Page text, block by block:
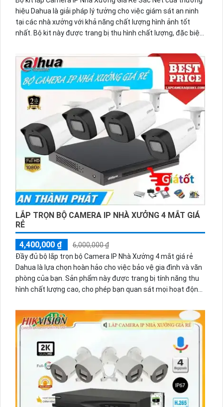
hiệu Dahua là giải pháp lý tưởng cho việc giám sát an ninh
tại các nhà xưởng với khả năng chất lượng hình ảnh tốt
nhất. Bộ kit này được trang bị thu hình chất lượng, đặc biệt
LẮP TRỌN BỘ CAMERA IP NHÀ XƯỞNG 4 MẮT GIÁ
RẺ
4,400,000 ₫
6,000,000 ₫
Đầy đủ bộ lắp trọn bộ Camera IP Nhà Xưởng 4 mắt giá rẻ
Dahua là lựa chọn hoàn hảo cho việc bảo vệ gia đình và văn
phòng của bạn. Sản phẩm này được trang bị tính năng thu
hình chất lượng cao, cho phép bạn quan sát mọi hoạt động
Camera IP này dễ dàng lắp đặt và tích hợp vào hệ thống an
ninh của bạn mà không cần đến sự hỗ trợ chuyên nghiệp.
Đảm bảo sự an toàn và yên tâm cho không gian sống và
làm việc của bạn.